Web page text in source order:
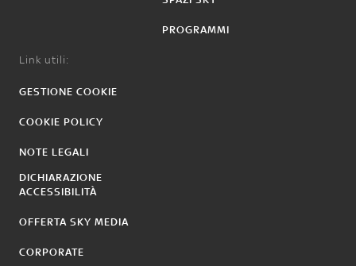
PROGRAMMI
Link utili:
GESTIONE COOKIE
COOKIE POLICY
NOTE LEGALI
DICHIARAZIONE
ACCESSIBILITÀ
OFFERTA SKY MEDIA
CORPORATE